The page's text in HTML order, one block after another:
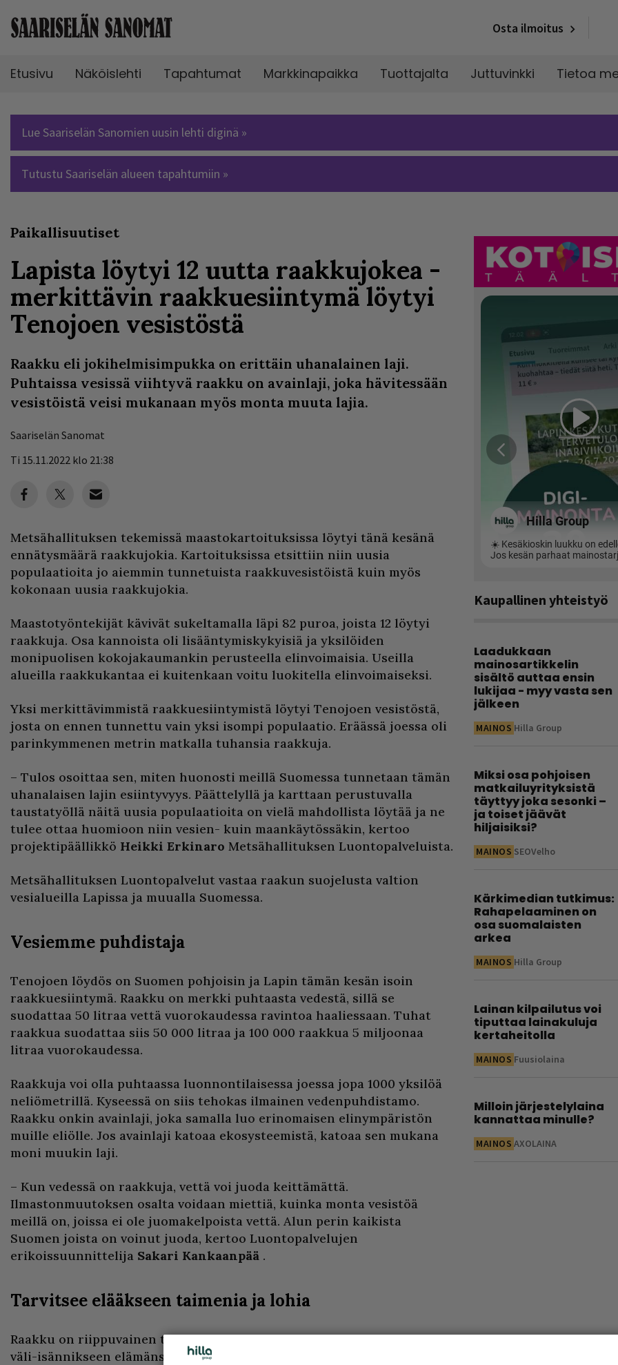
Osta ilmoitus
Etusivu Näköislehti Tapahtumat Markkinapaikka Tuottajalta Juttuvinkki Tietoa
Lue Saariselän Sanomien uusin lehti diginä »
Tutustu Saariselän alueen tapahtumiin »
Paikallisuutiset
Lapista löytyi 12 uutta raakkujokea -
merkittävin raakkuesiintymä löytyi
Tenojoen vesistöstä
Raakku eli jokihelmisimpukka on erittäin uhanalainen laji.
Puhtaissa vesissä viihtyvä raakku on avainlaji, joka hävitessään
vesistöistä veisi mukanaan myös monta muuta lajia.
Saariselän Sanomat
Ti 15.11.2022 klo 21:38
Metsähallituksen tekemissä maastokartoituksissa löytyi tänä kesänä
ennätysmäärä raakkujokia. Kartoituksissa etsittiin niin uusia
populaatioita jo aiemmin tunnetuista raakkuvesistöistä kuin myös
kokonaan uusia raakkujokia.
Maastotyöntekijät kävivät sukeltamalla läpi 82 puroa, joista 12 löytyi
raakkuja. Osa kannoista oli lisääntymiskykyisiä ja yksilöiden
monipuolisen kokojakaumankin perusteella elinvoimaisia. Useilla
alueilla raakkukantaa ei kuitenkaan voitu luokitella elinvoimaiseksi.
Yksi merkittävimmistä raakkuesiintymistä löytyi Tenojoen vesistöstä,
josta on ennen tunnettu vain yksi isompi populaatio. Eräässä joessa oli
parinkymmenen metrin matkalla tuhansia raakkuja.
– Tulos osoittaa sen, miten huonosti meillä Suomessa tunnetaan tämän
uhanalaisen lajin esiintyvyys. Päättelyllä ja karttaan perustuvalla
taustatyöllä näitä uusia populaatioita on vielä mahdollista löytää ja ne
tulee ottaa huomioon niin vesien- kuin maankäytössäkin, kertoo
projektipäällikkö Heikki Erkinaro Metsähallituksen Luontopalveluista.
Metsähallituksen Luontopalvelut vastaa raakun suojelusta valtion
vesialueilla Lapissa ja muualla Suomessa.
Vesiemme puhdistaja
Tenojoen löydös on Suomen pohjoisin ja Lapin tämän kesän isoin
raakkuesiintymä. Raakku on merkki puhtaasta vedestä, sillä se
suodattaa 50 litraa vettä vuorokaudessa ravintoa haaliessaan. Tuhat
raakkua suodattaa siis 50 000 litraa ja 100 000 raakkua 5 miljoonaa
litraa vuorokaudessa.
Raakkuja voi olla puhtaassa luonnontilaisessa joessa jopa 1000 yksilöä
neliömetrillä. Kyseessä on siis tehokas ilmainen vedenpuhdistamo.
Raakku onkin avainlaji, joka samalla luo erinomaisen elinympäristön
muille eliölle. Jos avainlaji katoaa ekosysteemistä, katoaa sen mukana
moni muukin laji.
– Kun vedessä on raakkuja, vettä voi juoda keittämättä.
Ilmastonmuutoksen osalta voidaan miettiä, kuinka monta vesistöä
meillä on, joissa ei ole juomakelpoista vettä. Alun perin kaikista
Suomen joista on voinut juoda, kertoo Luontopalvelujen
erikoissuunnittelija Sakari Kankaanpää .
Tarvitsee elääkseen taimenia ja lohia
Raakku on riippuvainen taimenesta ja lohesta, sillä se tarvitsee niitä
väli-isännikseen elämänsä alkuvuosina. Naarasraakku purskauttaa
Kaupallinen yhteistyö
Laadukkaan
mainosartikkelin
sisältö auttaa ensin
lukijaa - myy vasta sen
jälkeen
MAINOS Hilla Group
Miksi osa pohjoisen
matkailuyrityksistä
täyttyy joka sesonki –
ja toiset jäävät
hiljaisiksi?
MAINOS SEOVelho
Kärkimedian tutkimus:
Rahapelaaminen on
osa suomalaisten
arkea
MAINOS Hilla Group
Lainan kilpailutus voi
tiputtaa lainakuluja
kertaheitolla
MAINOS Fuusiolaina
Milloin järjestelylaina
kannattaa minulle?
MAINOS AXOLAINA